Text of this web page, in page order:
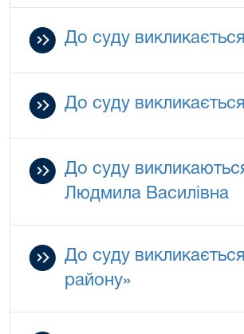
До суду
До суду
До суду
Людмила Василівна
До суду
району»